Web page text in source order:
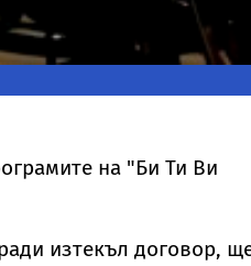
на "Би Ти Ви
изтекъл договор,